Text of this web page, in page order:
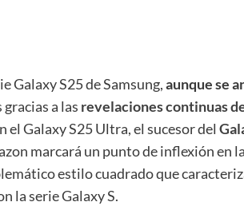
Galaxy S25 de Samsung,aunque se
a las revelaciones continuas
el Galaxy S25 Ultra, el sucesor del
marcará un punto de inflexión en
estilo cuadrado que
la serie Galaxy S.